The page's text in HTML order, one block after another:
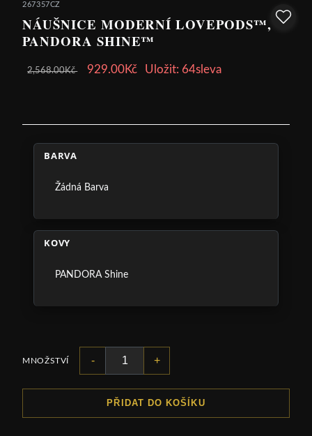
267357CZ
NÁUŠNICE MODERNÍ LOVEPODS™,
PANDORA SHINE™
2,568.00Kč 929.00Kč Uložit: 64sleva
BARVA
Žádná Barva
KOVY
PANDORA Shine
MNOŽSTVÍ - +
PŘIDAT DO KOŠÍKU